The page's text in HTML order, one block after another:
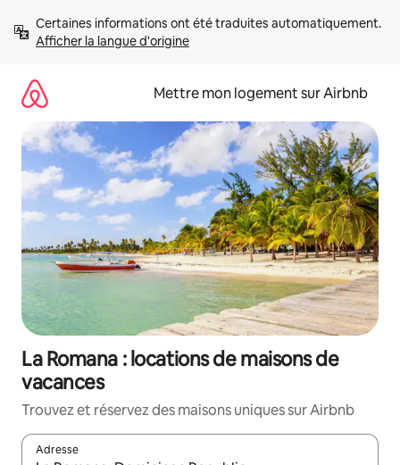
directement
Afficher la langue d'origine
Mettre mon logement sur Airbnb
La Romana : locations de maisons de
vacances
Trouvez et réservez des maisons uniques sur Airbnb
Adresse